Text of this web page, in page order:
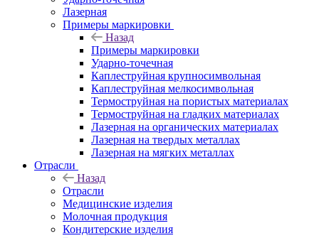
Лазерная
Примеры маркировки
Назад
Примеры маркировки
Ударно-точечная
Каплеструйная крупносимвольная
Каплеструйная мелкосимвольная
Термоструйная на пористых материалах
Термоструйная на гладких материалах
Лазерная на органических материалах
Лазерная на твердых металлах
Лазерная на мягких металлах
Отрасли
Назад
Отрасли
Медицинские изделия
Молочная продукция
Кондитерские изделия